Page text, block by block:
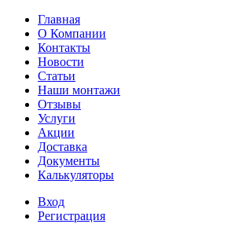
Главная
О Компании
Контакты
Новости
Статьи
Наши монтажи
Отзывы
Услуги
Акции
Доставка
Документы
Калькуляторы
Вход
Регистрация